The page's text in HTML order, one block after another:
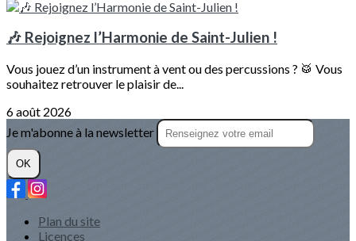
🎶 Rejoignez l’Harmonie de Saint-Julien !
Vous jouez d’un instrument à vent ou des percussions ? 🥁 Vous
souhaitez retrouver le plaisir de...
6 août 2026
Je m'abonne à la newsletter
OK
Plan du site
Licences